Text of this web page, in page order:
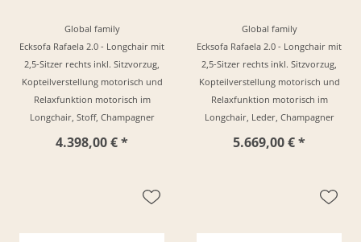
Global family
Ecksofa Rafaela 2.0 - Longchair mit
2,5-Sitzer rechts inkl. Sitzvorzug,
Kopteilverstellung motorisch und
Relaxfunktion motorisch im
Longchair, Stoff, Champagner
4.398,00 € *
Global family
Ecksofa Rafaela 2.0 - Longchair mit
2,5-Sitzer rechts inkl. Sitzvorzug,
Kopteilverstellung motorisch und
Relaxfunktion motorisch im
Longchair, Leder, Champagner
5.669,00 € *